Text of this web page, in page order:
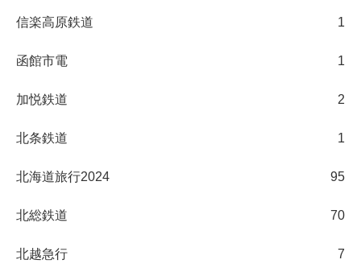
信楽高原鉄道 1
函館市電 1
加悦鉄道 2
北条鉄道 1
北海道旅行2024 95
北総鉄道 70
北越急行 7